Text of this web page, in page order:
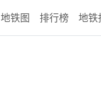
地铁图 排行榜 地铁